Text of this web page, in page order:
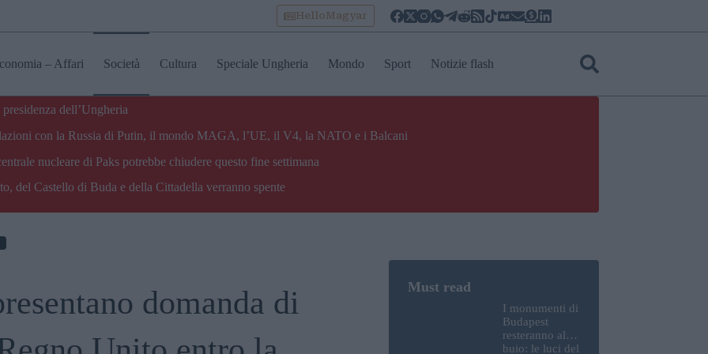
HelloMagyar
– Affari Società Cultura Speciale Ungheria Mondo Sport Notizie flash
dell’Ungheria
con la Russia di Putin, il mondo MAGA, l’UE, il V4, la NATO e i Balcani
nucleare di Paks potrebbe chiudere questo fine settimana
del Castello di Buda e della Cittadella verranno spente
domanda di
I monumenti di
Budapest
resteranno al
buio: le luci del